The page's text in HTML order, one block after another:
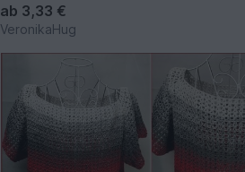
ab 3,33 €
VeronikaHug